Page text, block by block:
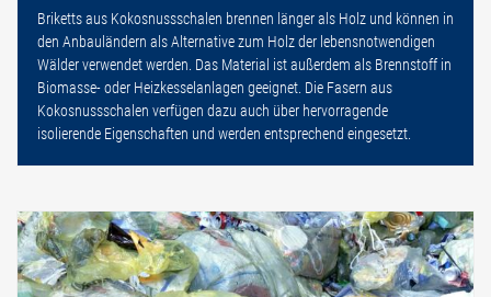
Briketts aus Kokosnussschalen brennen länger als Holz und können in
den Anbauländern als Alternative zum Holz der lebensnotwendigen
Wälder verwendet werden. Das Material ist außerdem als Brennstoff in
Biomasse- oder Heizkesselanlagen geeignet. Die Fasern aus
Kokosnussschalen verfügen dazu auch über hervorragende
isolierende Eigenschaften und werden entsprechend eingesetzt.